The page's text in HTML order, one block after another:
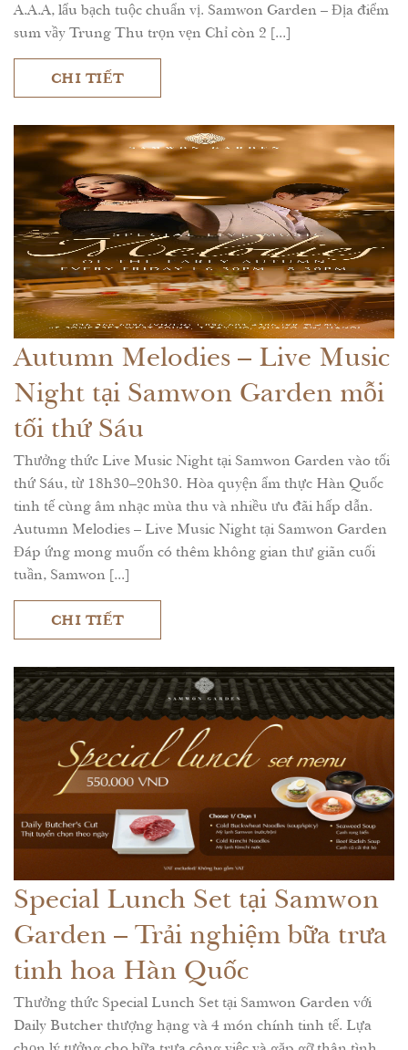
A.A.A, lẩu bạch tuộc chuẩn vị. Samwon Garden – Địa điểm
sum vầy Trung Thu trọn vẹn Chỉ còn 2 [...]
CHI TIẾT
Autumn Melodies – Live Music
Night tại Samwon Garden mỗi
tối thứ Sáu
Thưởng thức Live Music Night tại Samwon Garden vào tối
thứ Sáu, từ 18h30–20h30. Hòa quyện ẩm thực Hàn Quốc
tinh tế cùng âm nhạc mùa thu và nhiều ưu đãi hấp dẫn.
Autumn Melodies – Live Music Night tại Samwon Garden
Đáp ứng mong muốn có thêm không gian thư giãn cuối
tuần, Samwon [...]
CHI TIẾT
Special Lunch Set tại Samwon
Garden – Trải nghiệm bữa trưa
tinh hoa Hàn Quốc
Thưởng thức Special Lunch Set tại Samwon Garden với
Daily Butcher thượng hạng và 4 món chính tinh tế. Lựa